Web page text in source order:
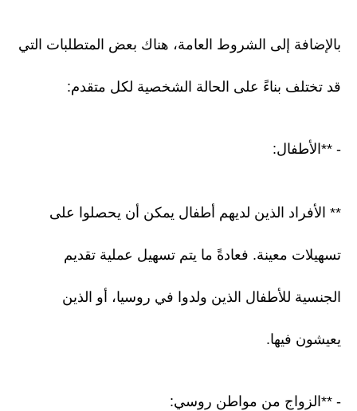
بالإضافة إلى الشروط العامة، هناك بعض المتطلبات التي
قد تختلف بناءً على الحالة الشخصية لكل متقدم:
- **الأطفال:
** الأفراد الذين لديهم أطفال يمكن أن يحصلوا على
تسهيلات معينة. فعادةً ما يتم تسهيل عملية تقديم
الجنسية للأطفال الذين ولدوا في روسيا، أو الذين
يعيشون فيها.
- **الزواج من مواطن روسي: